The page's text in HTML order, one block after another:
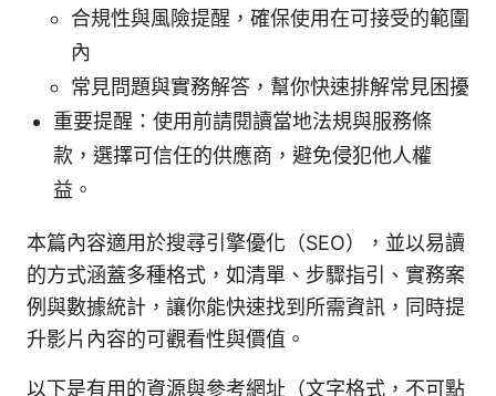
合規性與風險提醒，確保使用在可接受的範圍
內
常見問題與實務解答，幫你快速排解常見困擾
重要提醒：使用前請閱讀當地法規與服務條
款，選擇可信任的供應商，避免侵犯他人權
益。
本篇內容適用於搜尋引擎優化（SEO），並以易讀
的方式涵蓋多種格式，如清單、步驟指引、實務案
例與數據統計，讓你能快速找到所需資訊，同時提
升影片內容的可觀看性與價值。
以下是有用的資源與參考網址（文字格式，不可點